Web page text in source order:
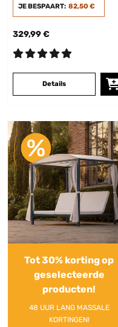
waskom Soft Close
handige bergruimte
natuurhout
JE BESPAART: 82,50 €
329,99 €
Details
Tot 30% korting op
geselecteerde
producten!
48 UUR LANG MASSALE
KORTINGEN!